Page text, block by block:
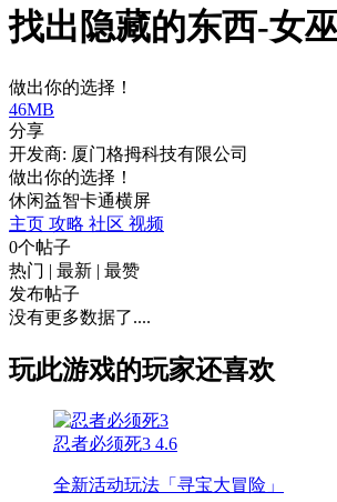
找出隐藏的东西-女
做出你的选择！
46MB
分享
开发商: 厦门格拇科技有限公司
做出你的选择！
休闲益智卡通横屏
主页 攻略 社区 视频
0个帖子
热门 | 最新 | 最赞
发布帖子
没有更多数据了....
玩此游戏的玩家还喜欢
忍者必须死3 4.6
全新活动玩法「寻宝大冒险」